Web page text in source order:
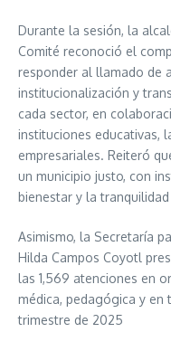
Durante la sesión, la
Comité reconoció el
responder al llamado de
institucionalización y
cada sector, en
instituciones educativas,
empresariales. Reiteró
un municipio justo, con
bienestar y la
Asimismo, la Secretaría
Hilda Campos Coyotl
las 1,569 atenciones en
médica, pedagógica y en
trimestre de 2025